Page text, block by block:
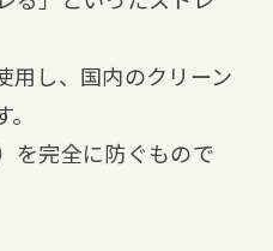
用し、国内のクリーン
を完全に防ぐもので